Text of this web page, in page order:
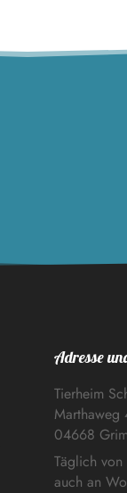
Adresse
Tierheim
Marthaweg
04668
Täglich
auch an